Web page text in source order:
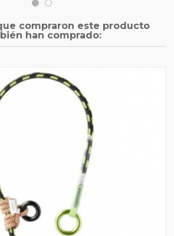
compraron este producto
han comprado: